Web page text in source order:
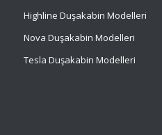
Highline Duşakabin Modelleri
Nova Duşakabin Modelleri
Tesla Duşakabin Modelleri